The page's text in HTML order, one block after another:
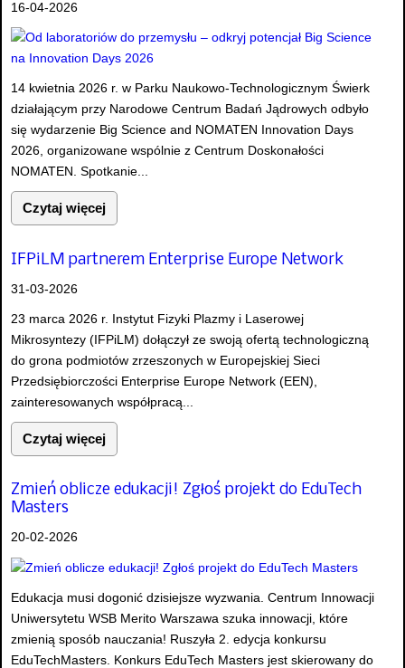
16-04-2026
14 kwietnia 2026 r. w Parku Naukowo-Technologicznym Świerk
działającym przy Narodowe Centrum Badań Jądrowych odbyło
się wydarzenie Big Science and NOMATEN Innovation Days
2026, organizowane wspólnie z Centrum Doskonałości
NOMATEN. Spotkanie...
Czytaj więcej
IFPiLM partnerem Enterprise Europe Network
31-03-2026
23 marca 2026 r. Instytut Fizyki Plazmy i Laserowej
Mikrosyntezy (IFPiLM) dołączył ze swoją ofertą technologiczną
do grona podmiotów zrzeszonych w Europejskiej Sieci
Przedsiębiorczości Enterprise Europe Network (EEN),
zainteresowanych współpracą...
Czytaj więcej
Zmień oblicze edukacji! Zgłoś projekt do EduTech
Masters
20-02-2026
Edukacja musi dogonić dzisiejsze wyzwania. Centrum Innowacji
Uniwersytetu WSB Merito Warszawa szuka innowacji, które
zmienią sposób nauczania! Ruszyła 2. edycja konkursu
EduTechMasters. Konkurs EduTech Masters jest skierowany do